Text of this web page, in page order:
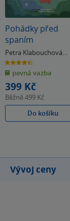
Pohádky před
spaním
Petra Klabouchová
& další
4.5
z
5
hvězdiček
pevná vazba
399 Kč
Běžně499 Kč
Do košíku
Vývoj ceny